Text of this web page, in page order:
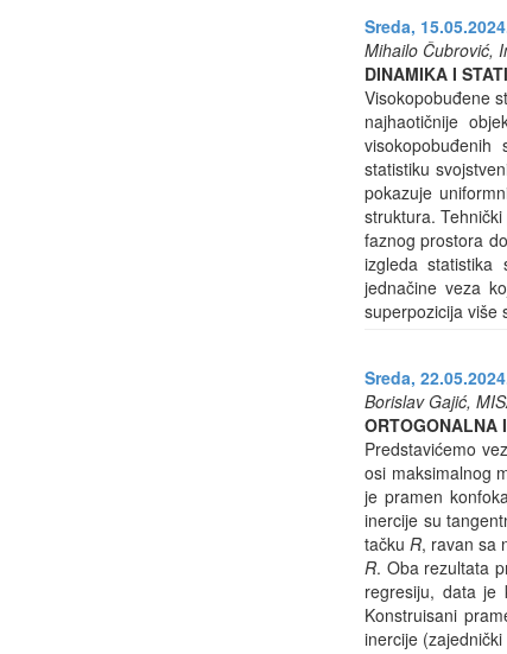
Sreda,
Mihailo Čubrović,
DINAMIKA I
Visokopobuđene
najhaotičnije
statistiku
pokazuje
struktura.
faznog prostora
izgleda statistika
jednačine veza
superpozicija više
Sreda,
Borislav Gajić,
ORTOGONALNA
Predstavićemo
osi maksimalnog
je pramen
inercije su
tačkuR, ravan sa
R. Oba rezultata
regresiju, data je
Konstruisani
inercije